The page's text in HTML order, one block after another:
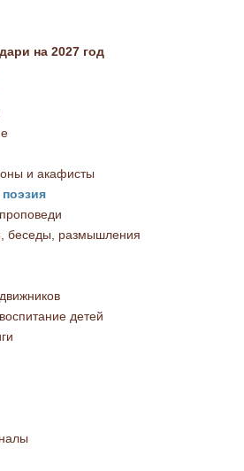
на 2027 год
и акафисты
беседы, размышления
детей